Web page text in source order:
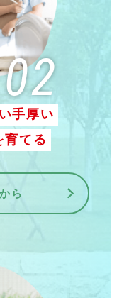
手厚い
育てる
ら